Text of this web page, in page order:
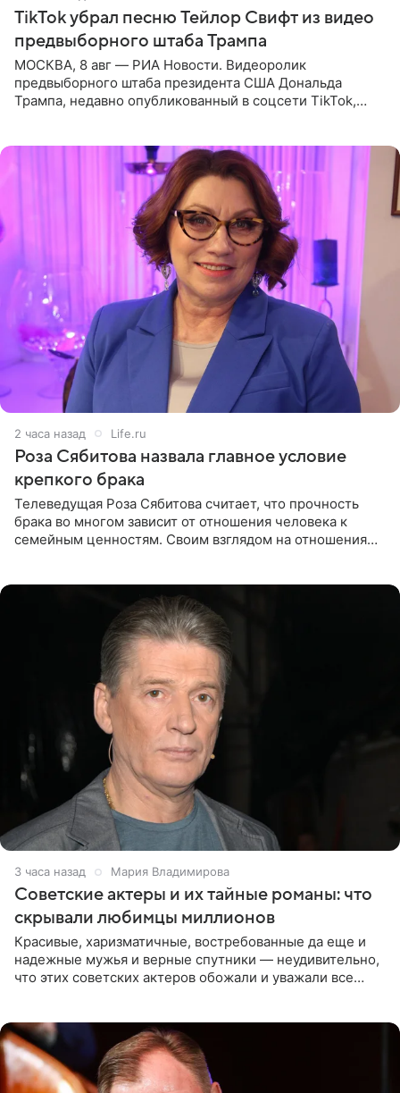
TikTok убрал песню Тейлор Свифт из видео
предвыборного штаба Трампа
МОСКВА, 8 авг — РИА Новости. Видеоролик
предвыборного штаба президента США Дональда
Трампа, недавно опубликованный в соцсети TikTok,
2 часа назад Life.ru
Роза Сябитова назвала главное условие
крепкого брака
Телеведущая Роза Сябитова считает, что прочность
брака во многом зависит от отношения человека к
семейным ценностям. Своим взглядом на отношения
3 часа назад Мария Владимирова
Советские актеры и их тайные романы: что
скрывали любимцы миллионов
Красивые, харизматичные, востребованные да еще и
надежные мужья и верные спутники — неудивительно,
что этих советских актеров обожали и уважали все